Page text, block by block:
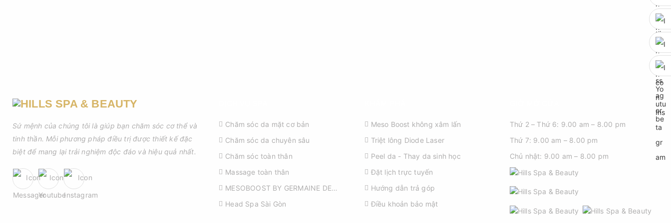
Sứ mệnh của chúng tôi là giúp bạn chăm sóc cơ thể và
tinh thần. Mỗi phương pháp điều trị được thiết kế đặc
biệt để mang lại trải nghiệm độc đáo và hiệu quả nhất.
Chăm sóc da mặt cơ bản
Chăm sóc da chuyên sâu
Chăm sóc toàn thân
Massage toàn thân
MESOBOOST BY GERMAINE DE
Head Spa Sài Gòn
Meso Boost không xâm lấn
Triệt lông Diode Laser
Peel da - Thay da sinh học
Đặt lịch trực tuyến
Hướng dẫn trả góp
Điều khoản bảo mật
Thứ 2 – Thứ 6: 9.00 am – 8.00 pm
Thứ 7: 9.00 am – 8.00 pm
Chủ nhật: 9.00 am – 8.00 pm